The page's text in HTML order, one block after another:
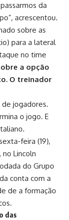
da
acrescentou.
sobre as
para a lateral
no time
a opção
O treinador
de jogadores.
o jogo. E
feira (19),
no Lincoln
do Grupo
conta com a
de a formação
das